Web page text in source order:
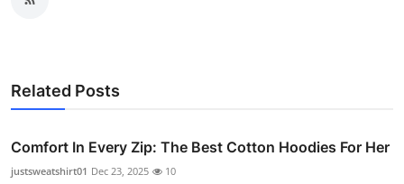
Related Posts
Comfort In Every Zip: The Best Cotton Hoodies For Her
justsweatshirt01 Dec 23, 2025 10